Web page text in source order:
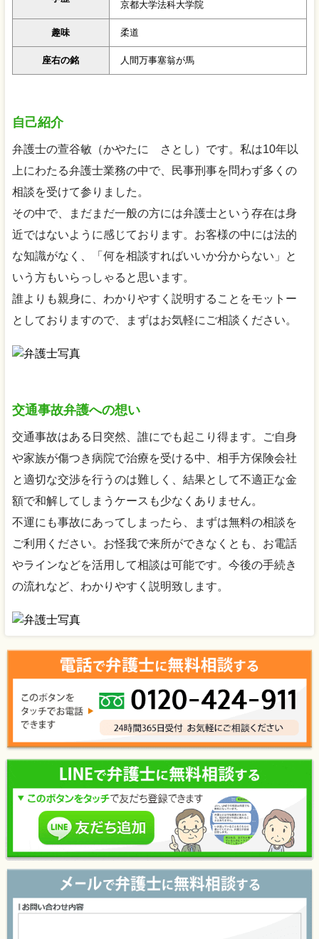
京都大学法科大学院
趣味 柔道
座右の銘 人間万事塞翁が馬
自己紹介
弁護士の萱谷敏（かやたに さとし）です。私は10年以
上にわたる弁護士業務の中で、民事刑事を問わず多くの
相談を受けて参りました。
その中で、まだまだ一般の方には弁護士という存在は身
近ではないように感じております。お客様の中には法的
な知識がなく、「何を相談すればいいか分からない」と
いう方もいらっしゃると思います。
誰よりも親身に、わかりやすく説明することをモットー
としておりますので、まずはお気軽にご相談ください。
交通事故弁護への想い
交通事故はある日突然、誰にでも起こり得ます。ご自身
や家族が傷つき病院で治療を受ける中、相手方保険会社
と適切な交渉を行うのは難しく、結果として不適正な金
額で和解してしまうケースも少なくありません。
不運にも事故にあってしまったら、まずは無料の相談を
ご利用ください。お怪我で来所ができなくとも、お電話
やラインなどを活用して相談は可能です。今後の手続き
の流れなど、わかりやすく説明致します。